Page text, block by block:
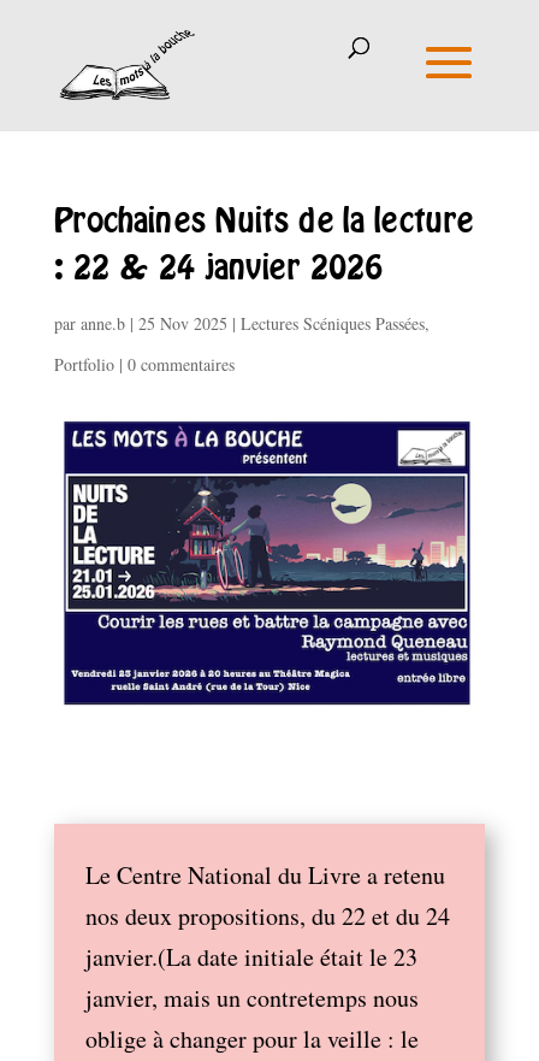
Prochaines Nuits de la lecture
: 22 & 24 janvier 2026
par anne.b| 25 Nov 2025 | Lectures Scéniques Passées,
Portfolio| 0 commentaires
Le Centre National du Livre a retenu
nos deux propositions, du 22 et du 24
janvier.(La date initiale était le 23
janvier, mais un contretemps nous
oblige à changer pour la veille : le